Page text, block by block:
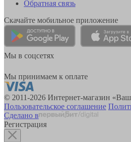
Обратная связь
Скачайте мобильное приложение
Мы в соцсетях
Мы принимаем к оплате
© 2011-2026 Интернет-магазин
Пользовательское соглашение
Сделано в
Регистрация